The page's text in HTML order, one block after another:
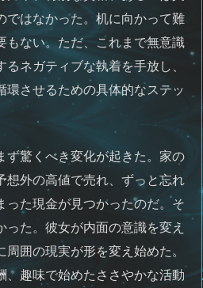
ではなかった。机に向かって難
もない。ただ、これまで無意識
ネガティブな執着を手放し、
させるための具体的なステッ
ず驚くべき変化が起きた。家の
想外の高値で売れ、ずっと忘れ
った現金が見つかったのだ。そ
た。彼女が内面の意識を変え
囲の現実が形を変え始めた。
、趣味で始めたささやかな活動